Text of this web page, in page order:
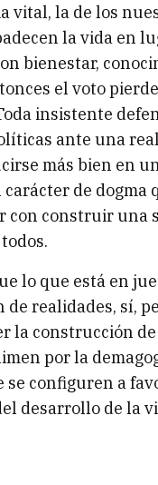
vital, la de los
la vida en
bienestar,
el voto
insistente
ante una
más bien en
de dogma
con construir una
lo que está en
de realidades, sí,
la construcción
por la
se configuren a
desarrollo de la